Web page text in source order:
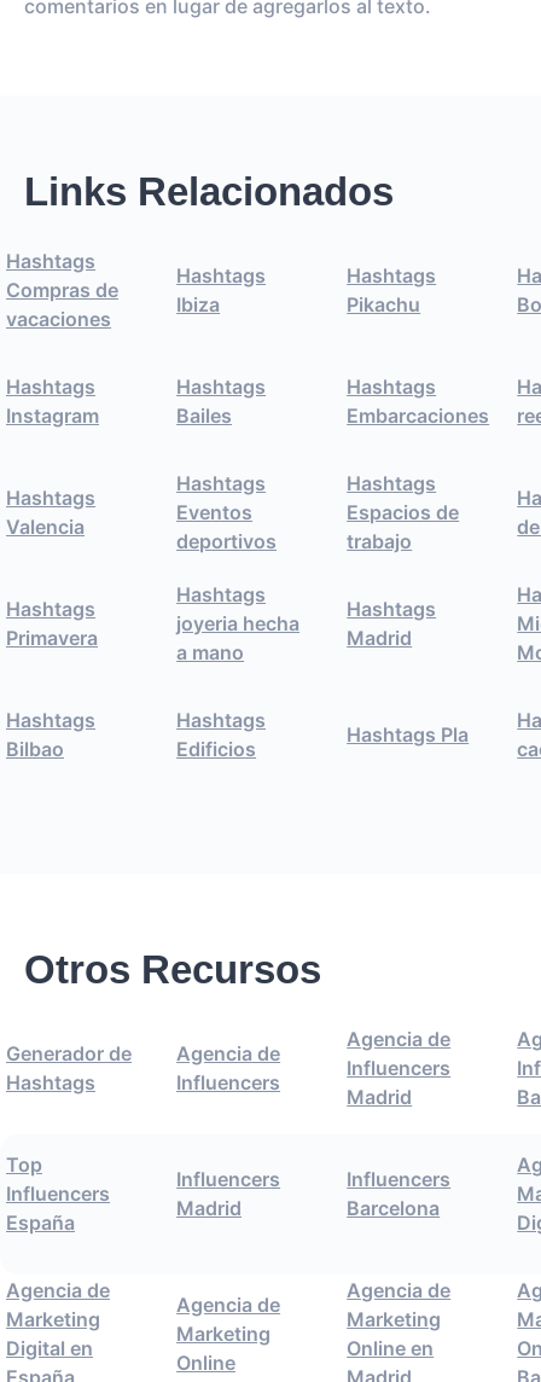
comentarios en lugar de agregarlos al texto.
Links Relacionados
Hashtags
Compras de
vacaciones
Hashtags
Ibiza
Hashtags
Pikachu
Hashtags
Instagram
Hashtags
Bailes
Hashtags
Embarcaciones
Hashtags
Valencia
Hashtags
Eventos
deportivos
Hashtags
Espacios de
trabajo
Hashtags
Primavera
Hashtags
joyeria hecha
a mano
Hashtags
Madrid
Hashtags
Bilbao
Hashtags
Edificios
Hashtags Pla
Otros Recursos
Generador de
Hashtags
Agencia de
Influencers
Agencia de
Influencers
Madrid
Top
Influencers
España
Influencers
Madrid
Influencers
Barcelona
Agencia de
Marketing
Digital en
España
Agencia de
Marketing
Online
Agencia de
Marketing
Online en
Madrid